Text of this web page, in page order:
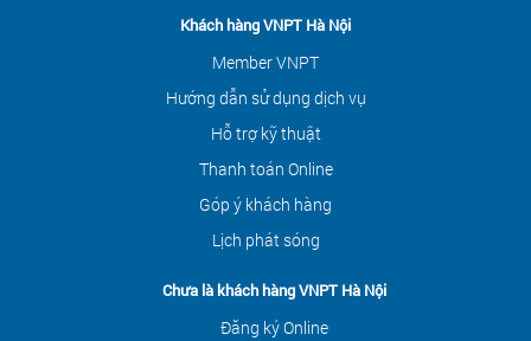
Khách hàng VNPT Hà Nội
Member VNPT
Hướng dẫn sử dụng dịch vụ
Hỗ trợ kỹ thuật
Thanh toán Online
Góp ý khách hàng
Lịch phát sóng
Chưa là khách hàng VNPT Hà Nội
Đăng ký Online